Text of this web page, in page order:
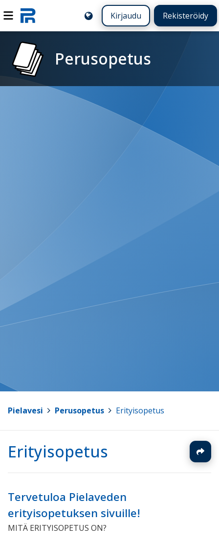
Kirjaudu Rekisteröidy
Perusopetus
Pielavesi Perusopetus Erityisopetus
Erityisopetus
Tervetuloa Pielaveden
erityisopetuksen sivuille!
MITÄ ERITYISOPETUS ON?